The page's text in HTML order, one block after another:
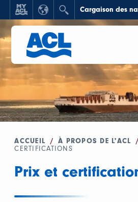
Cargaison des
ACCUEIL / À PROPOS DE L'ACL /
CERTIFICATIONS
Prix et